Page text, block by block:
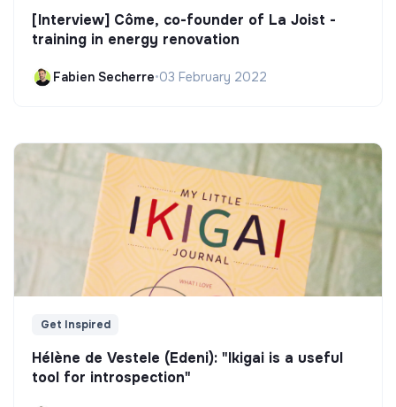
[Interview] Côme, co-founder of La Joist -
training in energy renovation
Fabien Secherre•03 February 2022
Get Inspired
Hélène de Vestele (Edeni): "Ikigai is a useful
tool for introspection"